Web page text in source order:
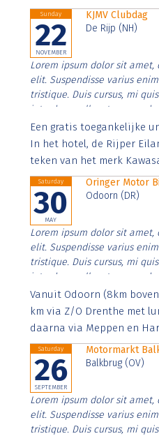
Sunday
22
NOVEMBER
KJMV Clubdag
De Rijp (NH)
Lorem ipsum dolor sit amet,
elit. Suspendisse varius
tristique. Duis cursus, mi
interdum nulla, ut
Aenean faucibus nibh et
imperdiet. Nunc ut sem vitae
Een gratis toegankelijke
In het hotel, de Rijper
teken van het merk
Saturday
30
MAY
Oringer Motor
Odoorn (DR)
Lorem ipsum dolor sit amet,
elit. Suspendisse varius
tristique. Duis cursus, mi
interdum nulla, ut
Aenean faucibus nibh et
imperdiet. Nunc ut sem vitae
Vanuit Odoorn (8km
km via Z/O Drenthe met
daarna via Meppen en
Saturday
26
SEPTEMBER
Motormarkt
Balkbrug (OV)
Lorem ipsum dolor sit amet,
elit. Suspendisse varius
tristique. Duis cursus, mi